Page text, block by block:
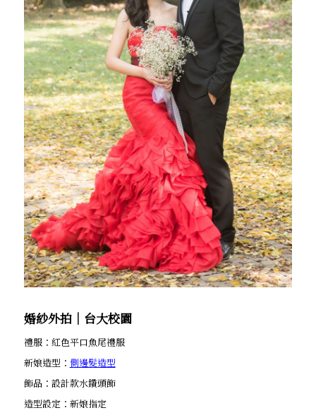
婚紗外拍│台大校園
禮服：紅色平口魚尾禮服
新娘造型： 側邊髮造型
飾品：設計款水鑽頭飾
造型設定：新娘指定